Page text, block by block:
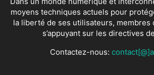
moyens techniques actuels pour
la liberté de ses utilisateurs, membres
s’appuyant sur les directives
Contactez-nous: